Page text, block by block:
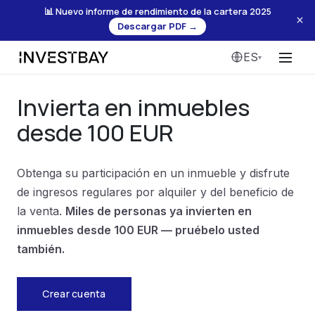
Menú
ES▾
Invierta en inmuebles
desde 100 EUR
Obtenga su participación en un inmueble y disfrute
de ingresos regulares por alquiler y del beneficio de
la venta. Miles de personas ya invierten en
inmuebles desde 100 EUR — pruébelo usted
también.
Crear cuenta
📊 Nuevo informe de rendimiento de la cartera 2025
Descargar PDF →
×